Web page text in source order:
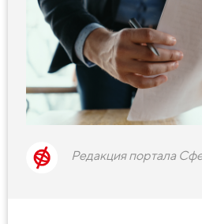
Редакция портала